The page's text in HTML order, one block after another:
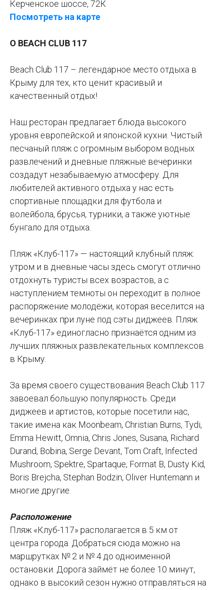
Керченское шоссе, 72К
Посмотреть на карте
О BEACH CLUB 117
Beach Club 117 – легендарное место отдыха в
Крыму для тех, кто ценит красивый и
качественный отдых!
Наш ресторан предлагает блюда высокого
уровня европейской и японской кухни. Чистый
песчаный пляж с огромным выбором водных
развлечений и дневные пляжные вечеринки
создадут незабываемую атмосферу. Для
любителей активного отдыха у нас есть
спортивные площадки для футбола и
волейбола, брусья, турники, а также уютные
бунгало для отдыха.
Пляж «Клуб-117» — настоящий клубный пляж:
утром и в дневные часы здесь смогут отлично
отдохнуть туристы всех возрастов, а с
наступлением темноты он переходит в полное
распоряжение молодёжи, которая веселится на
вечеринках при луне под сэты диджеев. Пляж
«Клуб-117» единогласно признаётся одним из
лучших пляжных развлекательных комплексов
в Крыму.
За время своего существования Beach Club 117
завоевал большую популярность. Среди
диджеев и артистов, которые посетили нас,
такие имена как Moonbeam, Christian Burns, Tydi,
Emma Hewitt, Omnia, Chris Jones, Susana, Richard
Durand, Bobina, Serge Devant, Tom Craft, Infected
Mushroom, Spektre, Spartaque, Format B, Dusty Kid,
Boris Brejcha, Stephan Bodzin, Oliver Huntemann и
многие другие.
Расположение
Пляж «Клуб-117» располагается в 5 км от
центра города. Добраться сюда можно на
маршрутках № 2 и № 4 до одноименной
остановки. Дорога займёт не более 10 минут,
однако в высокий сезон нужно отправляться на